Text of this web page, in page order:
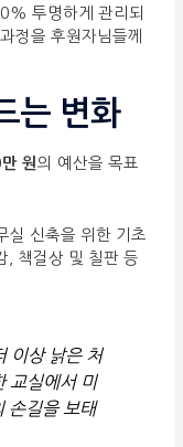
투명하게 관리되
정을 후원자님들께
는 변화
원의 예산을 목표
실 신축을 위한 기초
, 책걸상 및 칠판 등
이상 낡은 처
교실에서 미
손길을 보태